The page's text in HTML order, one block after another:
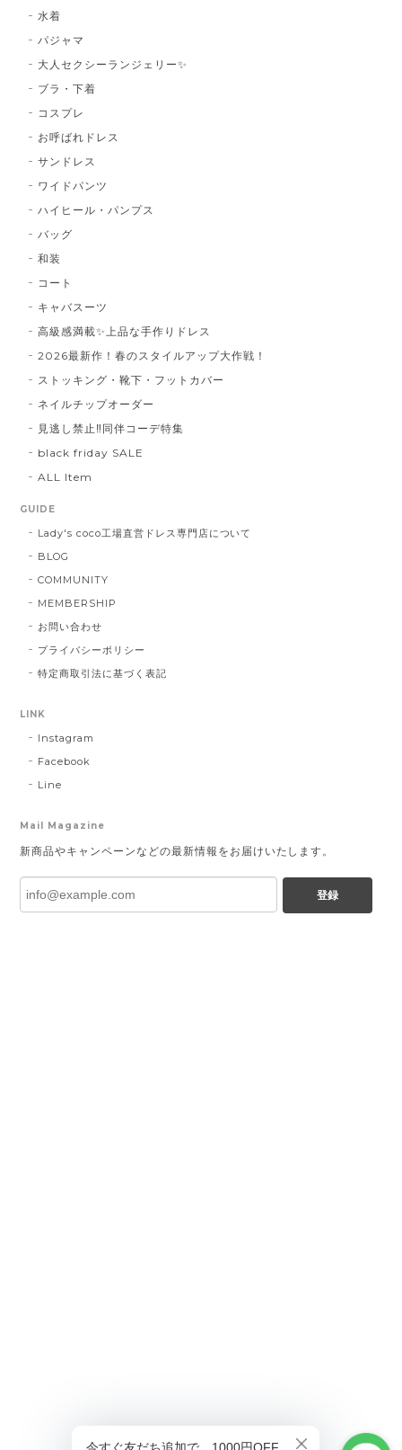
水着
パジャマ
大人セクシーランジェリー✨
ブラ・下着
コスプレ
お呼ばれドレス
サンドレス
ワイドパンツ
ハイヒール・パンプス
バッグ
和装
コート
キャバスーツ
高級感満載✨上品な手作りドレス
2026最新作！春のスタイルアップ大作戦！
ストッキング・靴下・フットカバー
ネイルチップオーダー
見逃し禁止‼同伴コーデ特集
black friday SALE
ALL Item
GUIDE
Lady's coco工場直営ドレス専門店について
BLOG
COMMUNITY
MEMBERSHIP
お問い合わせ
プライバシーポリシー
特定商取引法に基づく表記
LINK
Instagram
Facebook
Line
Mail Magazine
新商品やキャンペーンなどの最新情報をお届けいたします。
登録